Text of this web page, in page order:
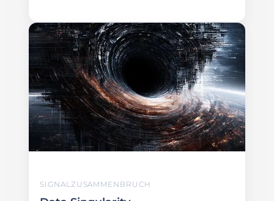
SIGNALZUSAMMENBRUCH